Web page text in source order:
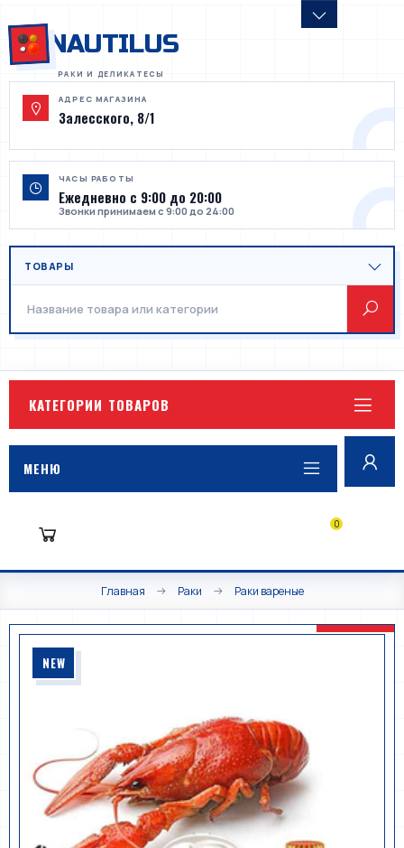
NAUTILUS
АДРЕС МАГАЗИНА
Залесского, 8/1
ЧАСЫ РАБОТЫ
Ежедневно с 9:00 до 20:00
Звонки принимаем с 9:00 до 24:00
КАТЕГОРИИ ТОВАРОВ
МЕНЮ
0
Главная Раки Раки вареные
NEW